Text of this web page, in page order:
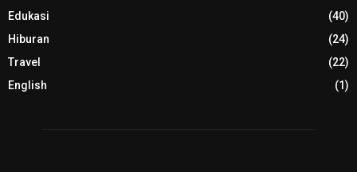
Edukasi
(40)
Hiburan
(24)
Travel
(22)
English
(1)